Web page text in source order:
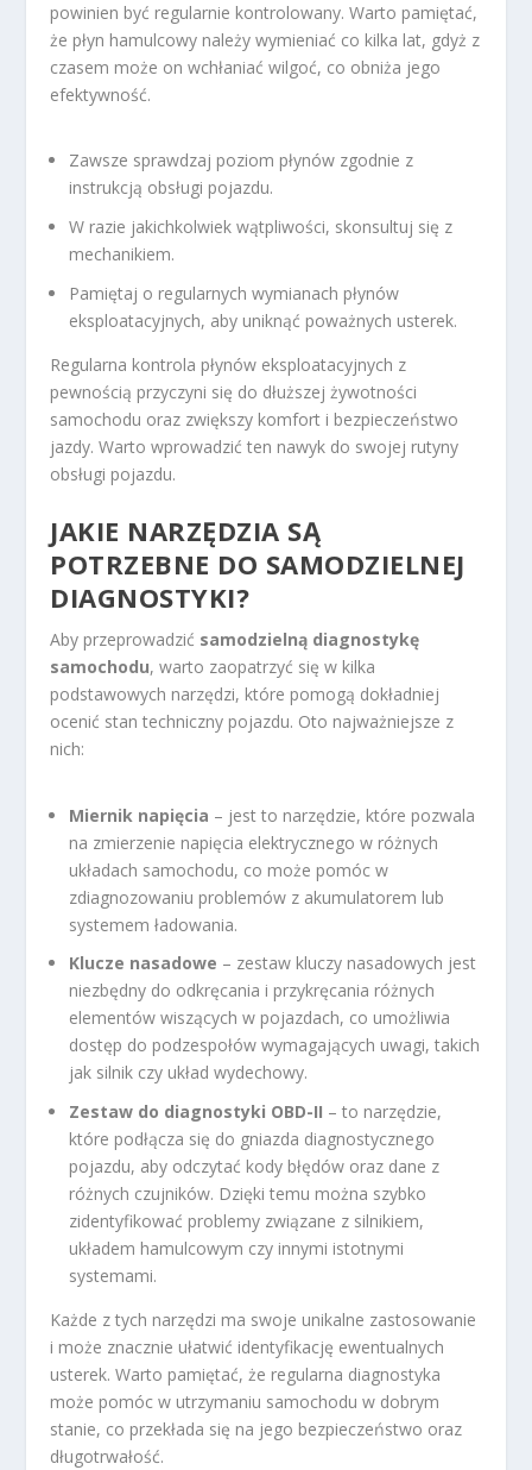
powinien być regularnie kontrolowany. Warto pamiętać,
że płyn hamulcowy należy wymieniać co kilka lat, gdyż z
czasem może on wchłaniać wilgoć, co obniża jego
efektywność.
Zawsze sprawdzaj poziom płynów zgodnie z
instrukcją obsługi pojazdu.
W razie jakichkolwiek wątpliwości, skonsultuj się z
mechanikiem.
Pamiętaj o regularnych wymianach płynów
eksploatacyjnych, aby uniknąć poważnych usterek.
Regularna kontrola płynów eksploatacyjnych z
pewnością przyczyni się do dłuższej żywotności
samochodu oraz zwiększy komfort i bezpieczeństwo
jazdy. Warto wprowadzić ten nawyk do swojej rutyny
obsługi pojazdu.
JAKIE NARZĘDZIA SĄ
POTRZEBNE DO SAMODZIELNEJ
DIAGNOSTYKI?
Aby przeprowadzić samodzielną diagnostykę
samochodu, warto zaopatrzyć się w kilka
podstawowych narzędzi, które pomogą dokładniej
ocenić stan techniczny pojazdu. Oto najważniejsze z
nich:
Miernik napięcia – jest to narzędzie, które pozwala
na zmierzenie napięcia elektrycznego w różnych
układach samochodu, co może pomóc w
zdiagnozowaniu problemów z akumulatorem lub
systemem ładowania.
Klucze nasadowe – zestaw kluczy nasadowych jest
niezbędny do odkręcania i przykręcania różnych
elementów wiszących w pojazdach, co umożliwia
dostęp do podzespołów wymagających uwagi, takich
jak silnik czy układ wydechowy.
Zestaw do diagnostyki OBD-II – to narzędzie,
które podłącza się do gniazda diagnostycznego
pojazdu, aby odczytać kody błędów oraz dane z
różnych czujników. Dzięki temu można szybko
zidentyfikować problemy związane z silnikiem,
układem hamulcowym czy innymi istotnymi
systemami.
Każde z tych narzędzi ma swoje unikalne zastosowanie
i może znacznie ułatwić identyfikację ewentualnych
usterek. Warto pamiętać, że regularna diagnostyka
może pomóc w utrzymaniu samochodu w dobrym
stanie, co przekłada się na jego bezpieczeństwo oraz
długotrwałość.